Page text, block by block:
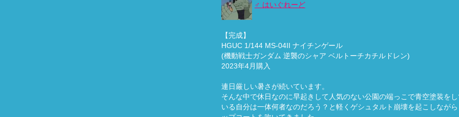
♂ はいぐれーど
【完成】
HGUC 1/144 MS-04II ナイチンゲール
(機動戦士ガンダム 逆襲のシャア ベルトーチカチルドレン)
2023年4月購入
連日厳しい暑さが続いています。
そんな中で休日なのに早起きして人気のない公園の端っこで青空塗装をし
いる自分は一体何者なのだろう？と軽くゲシュタルト崩壊を起こしながら